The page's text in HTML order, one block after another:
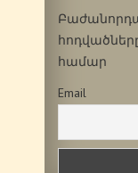
համար
Email